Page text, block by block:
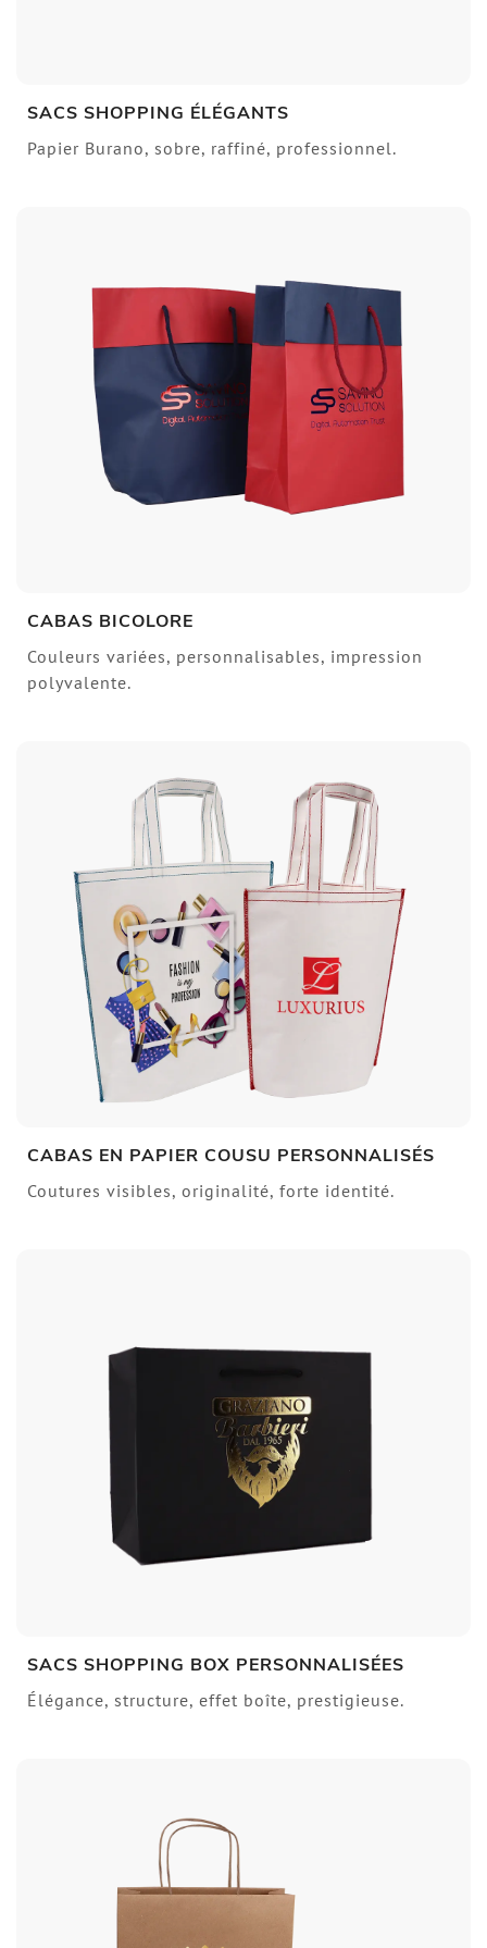
SACS SHOPPING ÉLÉGANTS
Papier Burano, sobre, raffiné, professionnel.
CABAS BICOLORE
Couleurs variées, personnalisables, impression
polyvalente.
CABAS EN PAPIER COUSU PERSONNALISÉS
Coutures visibles, originalité, forte identité.
SACS SHOPPING BOX PERSONNALISÉES
Élégance, structure, effet boîte, prestigieuse.